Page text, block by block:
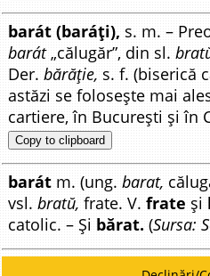
barát (baráți), s. m. –
barát„călugăr”, din sl.
Der.bărăție, s. f. (biserică
astăzi se folosește mai
cartiere, în București și în
Copy to clipboard
barát m. (ung.barat,
vsl.bratŭ, frate. V.frate și
catolic. – Și bărat. (Sursa: